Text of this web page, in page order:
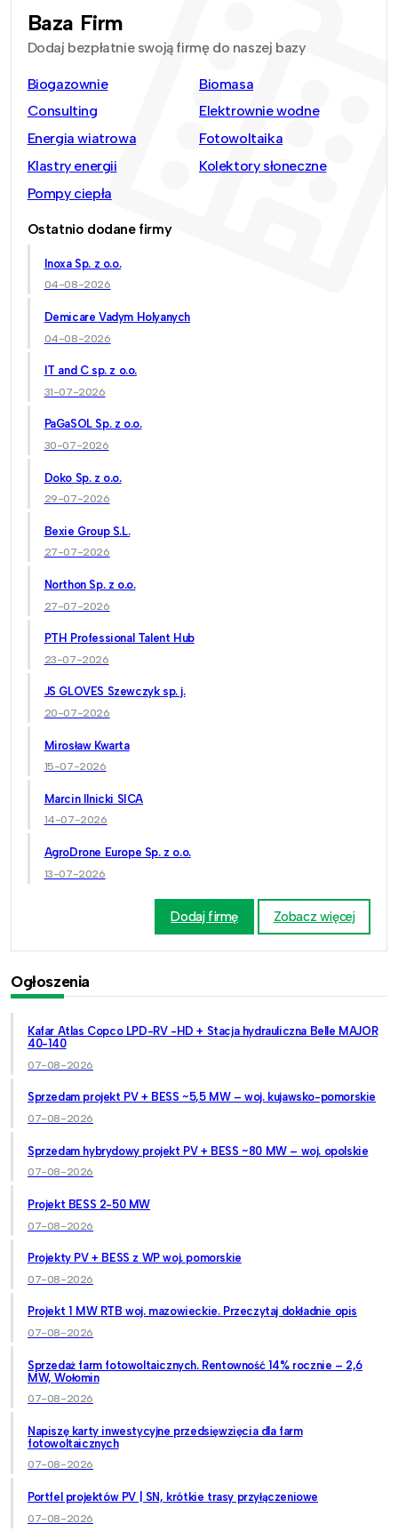
Baza Firm
Dodaj bezpłatnie swoją firmę do naszej bazy
Biogazownie
Biomasa
Consulting
Elektrownie wodne
Energia wiatrowa
Fotowoltaika
Klastry energii
Kolektory słoneczne
Pompy ciepła
Ostatnio dodane firmy
Inoxa Sp. z o.o.
04-08-2026
Demicare Vadym Holyanych
04-08-2026
IT and C sp. z o.o.
31-07-2026
PaGaSOL Sp. z o.o.
30-07-2026
Doko Sp. z o.o.
29-07-2026
Bexie Group S.L.
27-07-2026
Northon Sp. z o.o.
27-07-2026
PTH Professional Talent Hub
23-07-2026
JS GLOVES Szewczyk sp. j.
20-07-2026
Mirosław Kwarta
15-07-2026
Marcin Ilnicki SICA
14-07-2026
AgroDrone Europe Sp. z o.o.
13-07-2026
Dodaj firmę Zobacz więcej
Ogłoszenia
Kafar Atlas Copco LPD-RV -HD + Stacja hydrauliczna Belle MAJOR
40-140
07-08-2026
Sprzedam projekt PV + BESS ~5,5 MW – woj. kujawsko-pomorskie
07-08-2026
Sprzedam hybrydowy projekt PV + BESS ~80 MW – woj. opolskie
07-08-2026
Projekt BESS 2-50 MW
07-08-2026
Projekty PV + BESS z WP woj. pomorskie
07-08-2026
Projekt 1 MW RTB woj. mazowieckie. Przeczytaj dokładnie opis
07-08-2026
Sprzedaż farm fotowoltaicznych. Rentowność 14% rocznie – 2,6
MW, Wołomin
07-08-2026
Napiszę karty inwestycyjne przedsięwzięcia dla farm
fotowoltaicznych
07-08-2026
Portfel projektów PV | SN, krótkie trasy przyłączeniowe
07-08-2026